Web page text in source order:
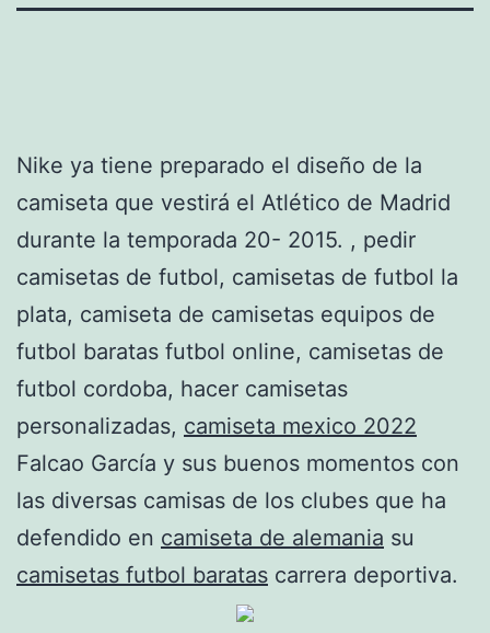
Nike ya tiene preparado el diseño de la
camiseta que vestirá el Atlético de Madrid
durante la temporada 20- 2015. , pedir
camisetas de futbol, camisetas de futbol la
plata, camiseta de camisetas equipos de
futbol baratas futbol online, camisetas de
futbol cordoba, hacer camisetas
personalizadas, camiseta mexico 2022
Falcao García y sus buenos momentos con
las diversas camisas de los clubes que ha
defendido en camiseta de alemania su
camisetas futbol baratas carrera deportiva.